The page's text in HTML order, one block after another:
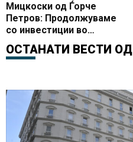
Мицкоски од Ѓорче
Петров: Продолжуваме
со инвестиции во
образованието, започна
доградбата на
ОСТАНАТИ ВЕСТИ ОД